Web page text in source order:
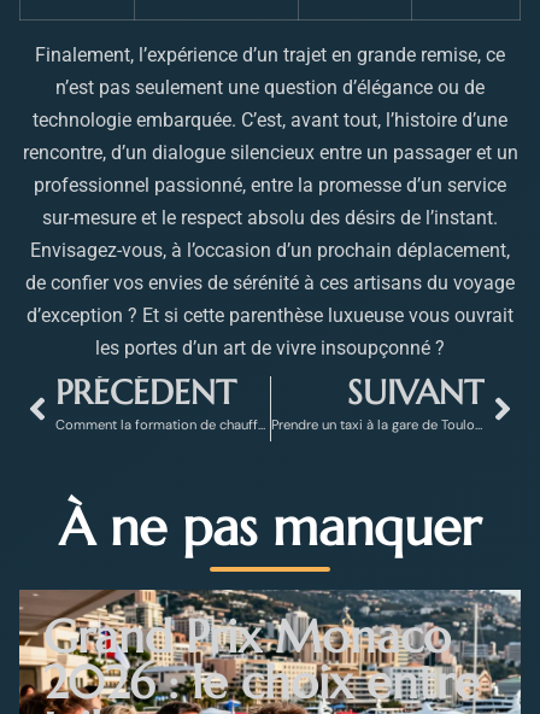
Finalement, l’expérience d’un trajet en grande remise, ce
n’est pas seulement une question d’élégance ou de
technologie embarquée. C’est, avant tout, l’histoire d’une
rencontre, d’un dialogue silencieux entre un passager et un
professionnel passionné, entre la promesse d’un service
sur-mesure et le respect absolu des désirs de l’instant.
Envisagez-vous, à l’occasion d’un prochain déplacement,
de confier vos envies de sérénité à ces artisans du voyage
d’exception ? Et si cette parenthèse luxueuse vous ouvrait
les portes d’un art de vivre insoupçonné ?
PRÉCÉDENT
Comment la formation de chauffeur de taxi peut transformer votre passion du voyage en métier
SUIVANT
Prendre un taxi à la gare de Toulon pour un transfert sans stress et au meilleur prix
À ne pas manquer
Grand Prix Monaco
2026 : le choix entre